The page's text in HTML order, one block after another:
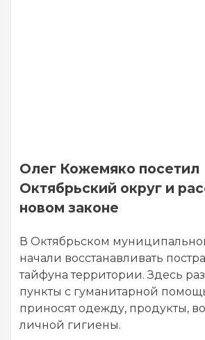
Олег Кожемяко посетил
Октябрьский округ и
новом законе
В Октябрьском
начали восстанавливать
тайфуна территории. Здесь
пункты с гуманитарной
приносят одежду, продукты,
личной гигиены.